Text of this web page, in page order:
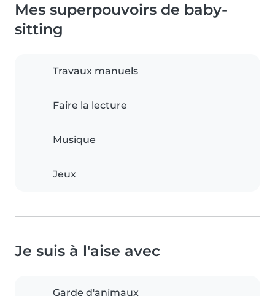
Mes superpouvoirs de baby-
sitting
Travaux manuels
Faire la lecture
Musique
Jeux
Je suis à l'aise avec
Garde d'animaux